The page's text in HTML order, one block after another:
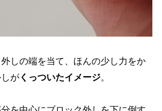
しの端を当て、ほんの少し力をか
が くっついたイメージ。